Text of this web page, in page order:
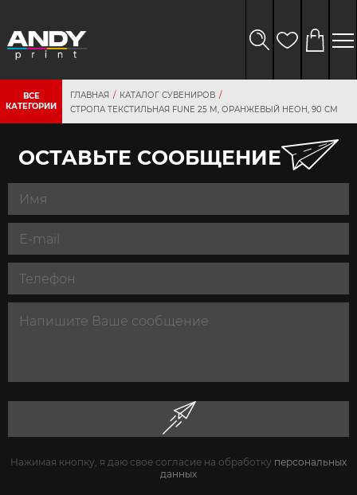
ВСЕ
КАТЕГОРИИ
ГЛАВНАЯ
КАТАЛОГ СУВЕНИРОВ
СТРОПА ТЕКСТИЛЬНАЯ FUNE 25 M, ОРАНЖЕВЫЙ НЕОН, 90 СМ
ОСТАВЬТЕ СООБЩЕНИЕ
Нажимая кнопку, я даю свое согласие на обработку персональных
данных
данных